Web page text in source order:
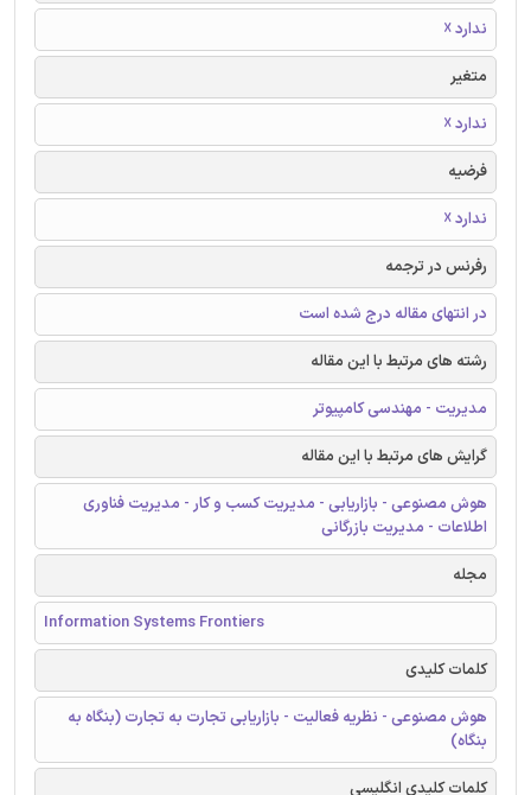
ندارد ☓
متغیر
ندارد ☓
فرضیه
ندارد ☓
رفرنس در ترجمه
در انتهای مقاله درج شده است
رشته های مرتبط با این مقاله
مدیریت - مهندسی کامپیوتر
گرایش های مرتبط با این مقاله
هوش مصنوعی - بازاریابی - مدیریت کسب و کار - مدیریت فناوری
اطلاعات - مدیریت بازرگانی
مجله
Information Systems Frontiers
کلمات کلیدی
هوش مصنوعی - نظریه فعالیت - بازاریابی تجارت به تجارت (بنگاه به
بنگاه)
کلمات کلیدی انگلیسی